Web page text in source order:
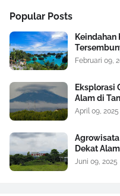
Popular Posts
Keindahan
Februari 09,
Eksplorasi
Alam di
April 09, 2025
Dekat
Juni 09, 2025